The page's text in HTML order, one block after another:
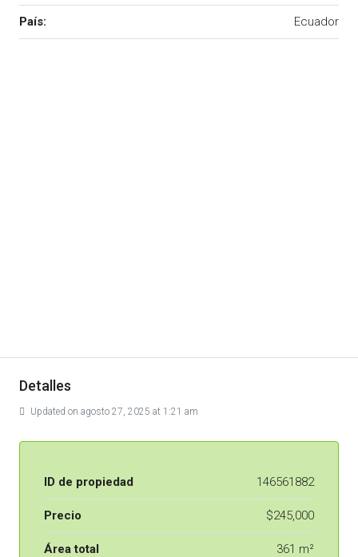
País: Ecuador
Detalles
Updated on agosto 27, 2025 at 1:21 am
ID de propiedad 146561882
Precio $245,000
Área total 361 m²